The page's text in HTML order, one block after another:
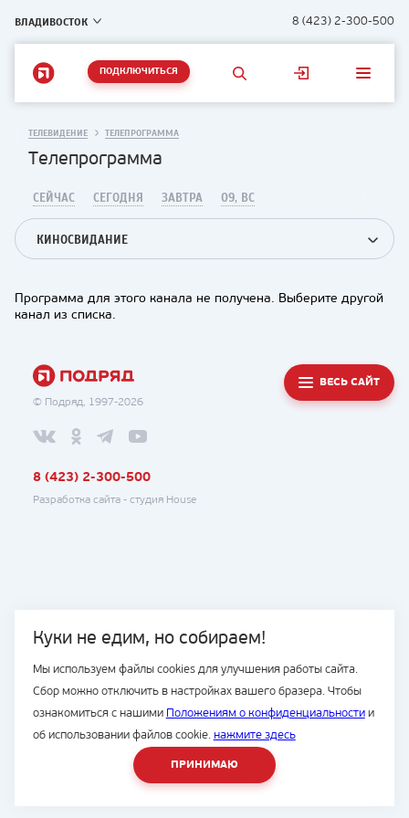
ВЛАДИВОСТОК 8 (423) 2-300-500
ПОДКЛЮЧИТЬСЯ
Куки не едим, но собираем!
Мы используем файлы cookies для улучшения работы сайта.
Сбор можно отключить в настройках вашего бразера. Чтобы
ознакомиться с нашими Положениям о конфиденциальностии
об использовании файлов cookie. нажмите здесь
ПРИНИМАЮ
ТЕЛЕВИДЕНИЕ ТЕЛЕПРОГРАММА
Телепрограмма
СЕЙЧАС СЕГОДНЯ ЗАВТРА 09, ВС
КИНОСВИДАНИЕ
Программа для этого канала не получена. Выберите другой
канал из списка.
© Подряд, 1997-2026
ВЕСЬ САЙТ
8 (423) 2-300-500
Разработка сайта - студия House